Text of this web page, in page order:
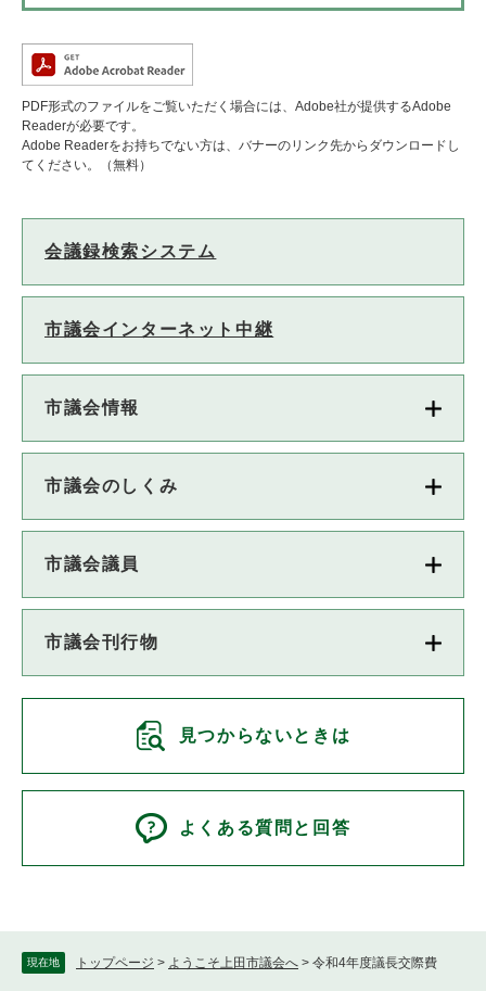
現在地 トップページ > ようこそ上田市議会へ > 令和4年度議長交際費
PDF形式のファイルをご覧いただく場合には、Adobe社が提供するAdobe
Readerが必要です。
Adobe Readerをお持ちでない方は、バナーのリンク先からダウンロードし
てください。（無料）
会議録検索システム
市議会インターネット中継
市議会情報
市議会のしくみ
市議会議員
市議会刊行物
見つからないときは
よくある質問と回答